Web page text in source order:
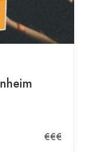
€€€